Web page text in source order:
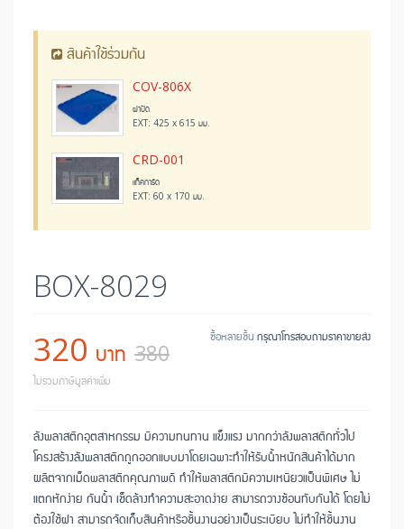
สินค้าใช้ร่วมกัน
COV-806X
ฝาปิด
EXT: 425 x 615 มม.
CRD-001
แท็คการ์ด
EXT: 60 x 170 มม.
BOX-8029
320 บาท 380
ไม่รวมภาษีมูลค่าเพิ่ม
ซื้อหลายชิ้น กรุณาโทรสอบถามราคาขายส่ง
ลังพลาสติกอุตสาหกรรม มีความทนทาน แข็งแรง มากกว่าลังพลาสติกทั่วไป
โครงสร้างลังพลาสติกถูกออกแบบมาโดยเฉพาะทำให้รับน้ำหนักสินค้าได้มาก
ผลิตจากเม็ดพลาสติกคุณภาพดี ทำให้พลาสติกมีความเหนียวแป็นพิเศษ ไม่
แตกหักง่าย กันน้ำ เช็ดล้างทำความสะอาดง่าย สามารถวางซ้อนทับกันได้ โดยไม่
ต้องใช้ฝา สามารถจัดเก็บสินค้าหรือชิ้นงานอย่างเป็นระเบียบ ไม่ทำให้ชิ้นงาน